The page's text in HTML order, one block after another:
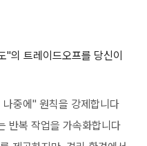
트레이드오프를 당신이
중에" 원칙을 강제합니다
반복 작업을 가속화합니다